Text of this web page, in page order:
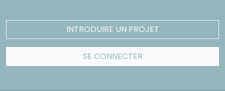
INTRODUIRE UN PROJET
SE CONNECTER